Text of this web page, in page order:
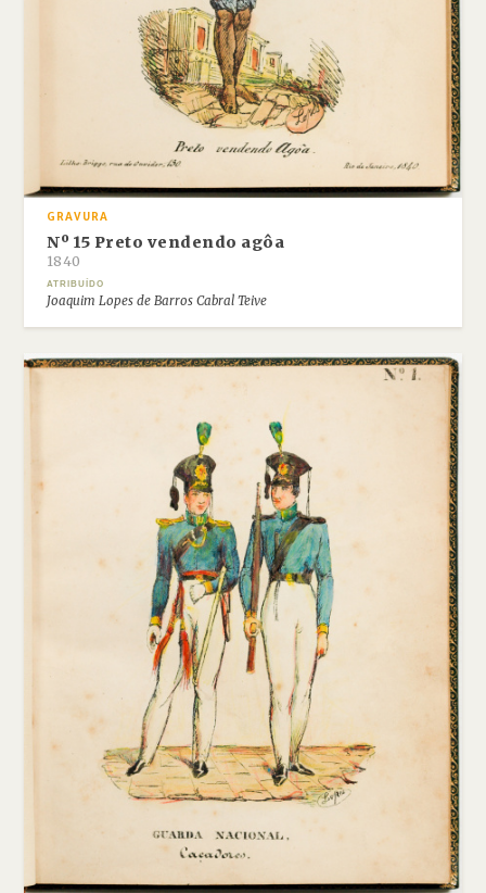
GRAVURA
Nº 15 Preto vendendo agôa
1840
ATRIBUÍDO
Joaquim Lopes de Barros Cabral Teive